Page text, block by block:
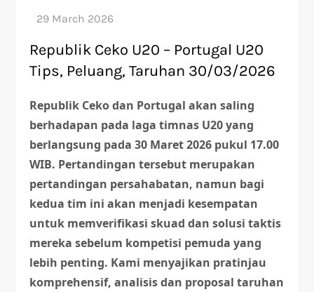
Republik Ceko U20 – Portugal U20
Tips, Peluang, Taruhan 30/03/2026
Republik Ceko dan Portugal akan saling
berhadapan pada laga timnas U20 yang
berlangsung pada 30 Maret 2026 pukul 17.00
WIB. Pertandingan tersebut merupakan
pertandingan persahabatan, namun bagi
kedua tim ini akan menjadi kesempatan
untuk memverifikasi skuad dan solusi taktis
mereka sebelum kompetisi pemuda yang
lebih penting. Kami menyajikan pratinjau
komprehensif, analisis dan proposal taruhan